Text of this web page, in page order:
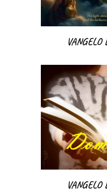
VANGELO
VANGELO